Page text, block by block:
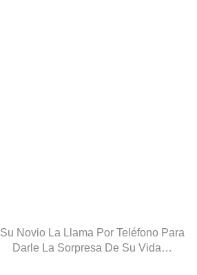
Su Novio La Llama Por Teléfono Para
Darle La Sorpresa De Su Vida…